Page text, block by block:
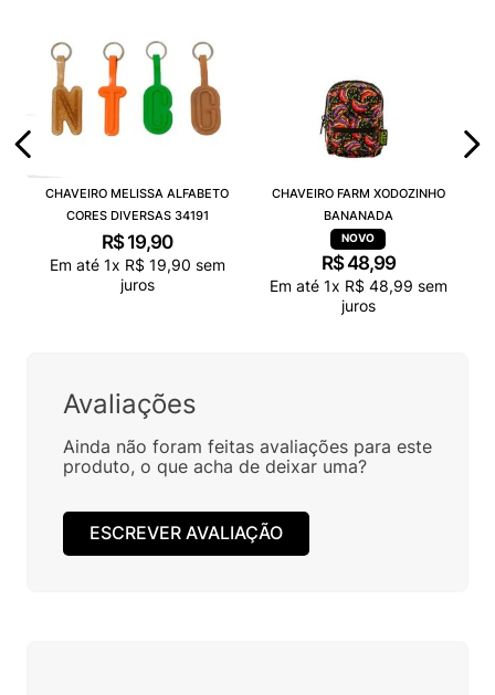
CHAVEIRO MELISSA ALFABETO
CORES DIVERSAS 34191
R$ 19,90
Em até 1x R$ 19,90 sem
juros
CHAVEIRO FARM XODOZINHO
BANANADA
R$48,99
Em até 1x R$ 48,99 sem
juros
Avaliações
Ainda não foram feitas avaliações para este
produto, o que acha de deixar uma?
ESCREVER AVALIAÇÃO